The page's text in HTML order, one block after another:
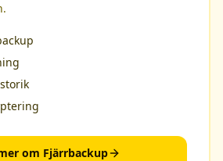
om Fjärrbackup